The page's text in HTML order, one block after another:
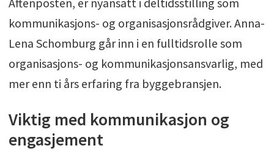
kommunikasjons- og organisasjonsrådgiver. Anna-
Lena Schomburg går inn i en fulltidsrolle som
organisasjons- og kommunikasjonsansvarlig, med
mer enn ti års erfaring fra byggebransjen.
Viktig med kommunikasjon og
engasjement